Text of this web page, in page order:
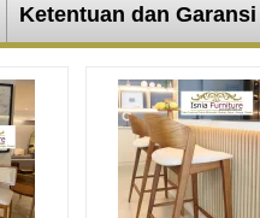
Ketentuan dan Garansi